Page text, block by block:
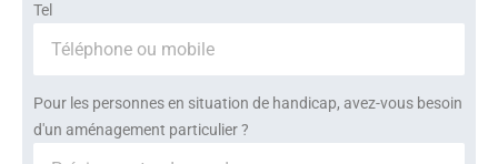
Tel
Pour les personnes en situation de handicap, avez-vous besoin
d'un aménagement particulier ?